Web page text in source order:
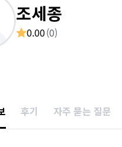
조세종
0.00(0)
후기 자주 묻는 질문